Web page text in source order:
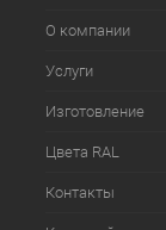
О компании
Услуги
Изготовление
Цвета RAL
Контакты